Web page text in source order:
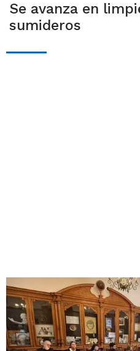
Se avanza en
sumideros